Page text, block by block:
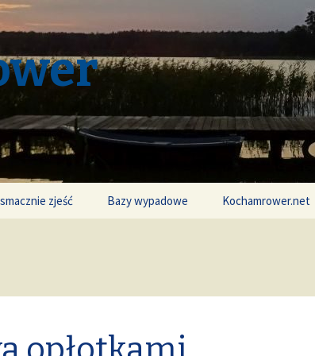
zjeść Bazy wypadowe Kochamrower.net